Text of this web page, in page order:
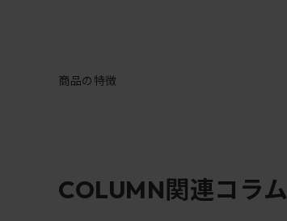
商品の特徴
COLUMN関連コラム